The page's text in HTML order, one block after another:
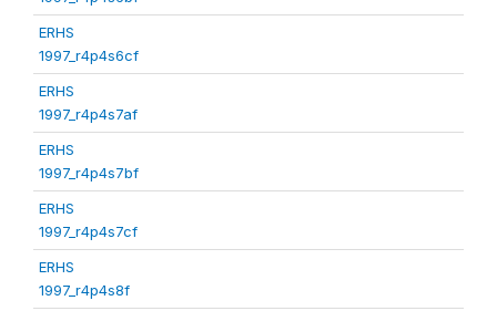
ERHS
1997_r4p4s6cf
ERHS
1997_r4p4s7af
ERHS
1997_r4p4s7bf
ERHS
1997_r4p4s7cf
ERHS
1997_r4p4s8f